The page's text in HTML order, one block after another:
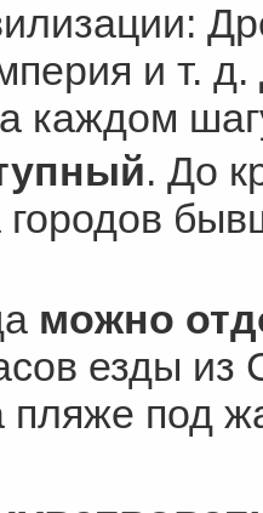
и т.
каждом
. До
можно
езды
пляже под